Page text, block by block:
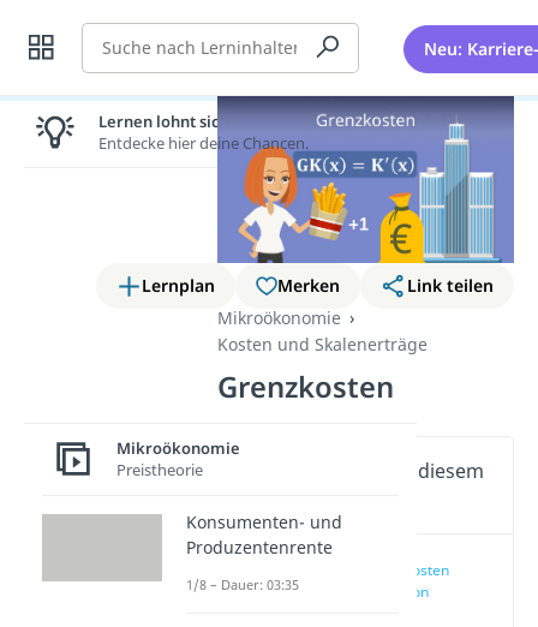
Suche Neu:
Lernplan Merken
Link teilen
Mikroökonomie
Kosten und Skalenerträge
Grenzkosten
Wichtige Inhalte in diesem
Grenzkosten
Definition
Lernen lohnt sich!
Entdecke hier deine Chancen.
Mikroökonomie
Preistheorie
Konsumenten- und
Produzentenrente
1/8 – Dauer: 03:35